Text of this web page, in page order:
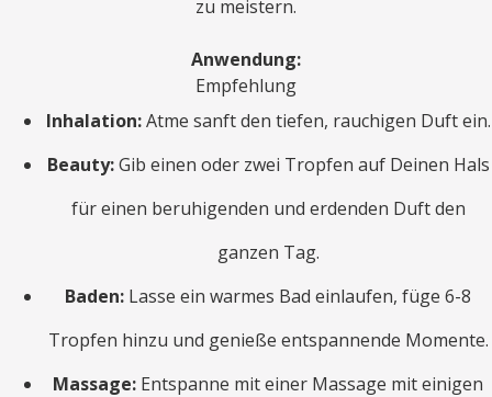
zu meistern.
Anwendung:
Empfehlung
Inhalation:Atme sanft den tiefen, rauchigen Duft ein.
Beauty:Gib einen oder zwei Tropfen auf Deinen Hals
für einen beruhigenden und erdenden Duft den
ganzen Tag.
Baden: Lasse ein warmes Bad einlaufen, füge 6-8
Tropfen hinzu und genieße entspannende Momente.
Massage: Entspanne mit einer Massage mit einigen